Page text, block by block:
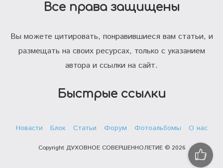
Все права защищены
Вы можете цитировать, понравившиеся вам статьи, и
размещать на своих ресурсах, только с указанием
автора и ссылки на сайт.
Быстрые ссылки
Новасти Блок Статьи Форум Фотоальбомы О нас
Copyright ДУХОВНОЕ СОВЕРШЕННОЛЕТИЕ © 2026